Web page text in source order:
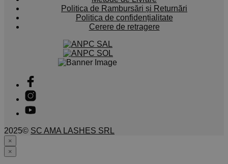
Politica de Rambursări și Returnări
Politica de confidențialitate
Cerere de retragere
2025© SC AMA LASHES SRL
×
×